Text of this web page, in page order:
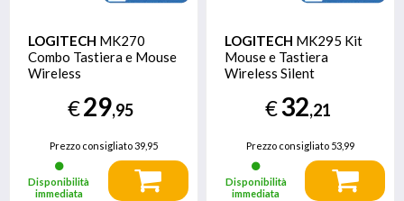
LOGITECH MK270
Combo Tastiera e Mouse
Wireless
€29,95
Prezzo consigliato39,95
Disponibilità
immediata
LOGITECH MK295 Kit
Mouse e Tastiera
Wireless Silent
€32,21
Prezzo consigliato 53,99
Disponibilità
immediata